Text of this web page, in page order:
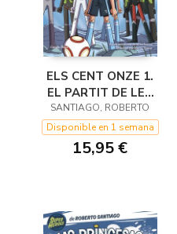
ELS CENT ONZE 1.
EL PARTIT DE LES
SEVES VIDES
SANTIAGO, ROBERTO
Disponible en 1 semana
15,95 €